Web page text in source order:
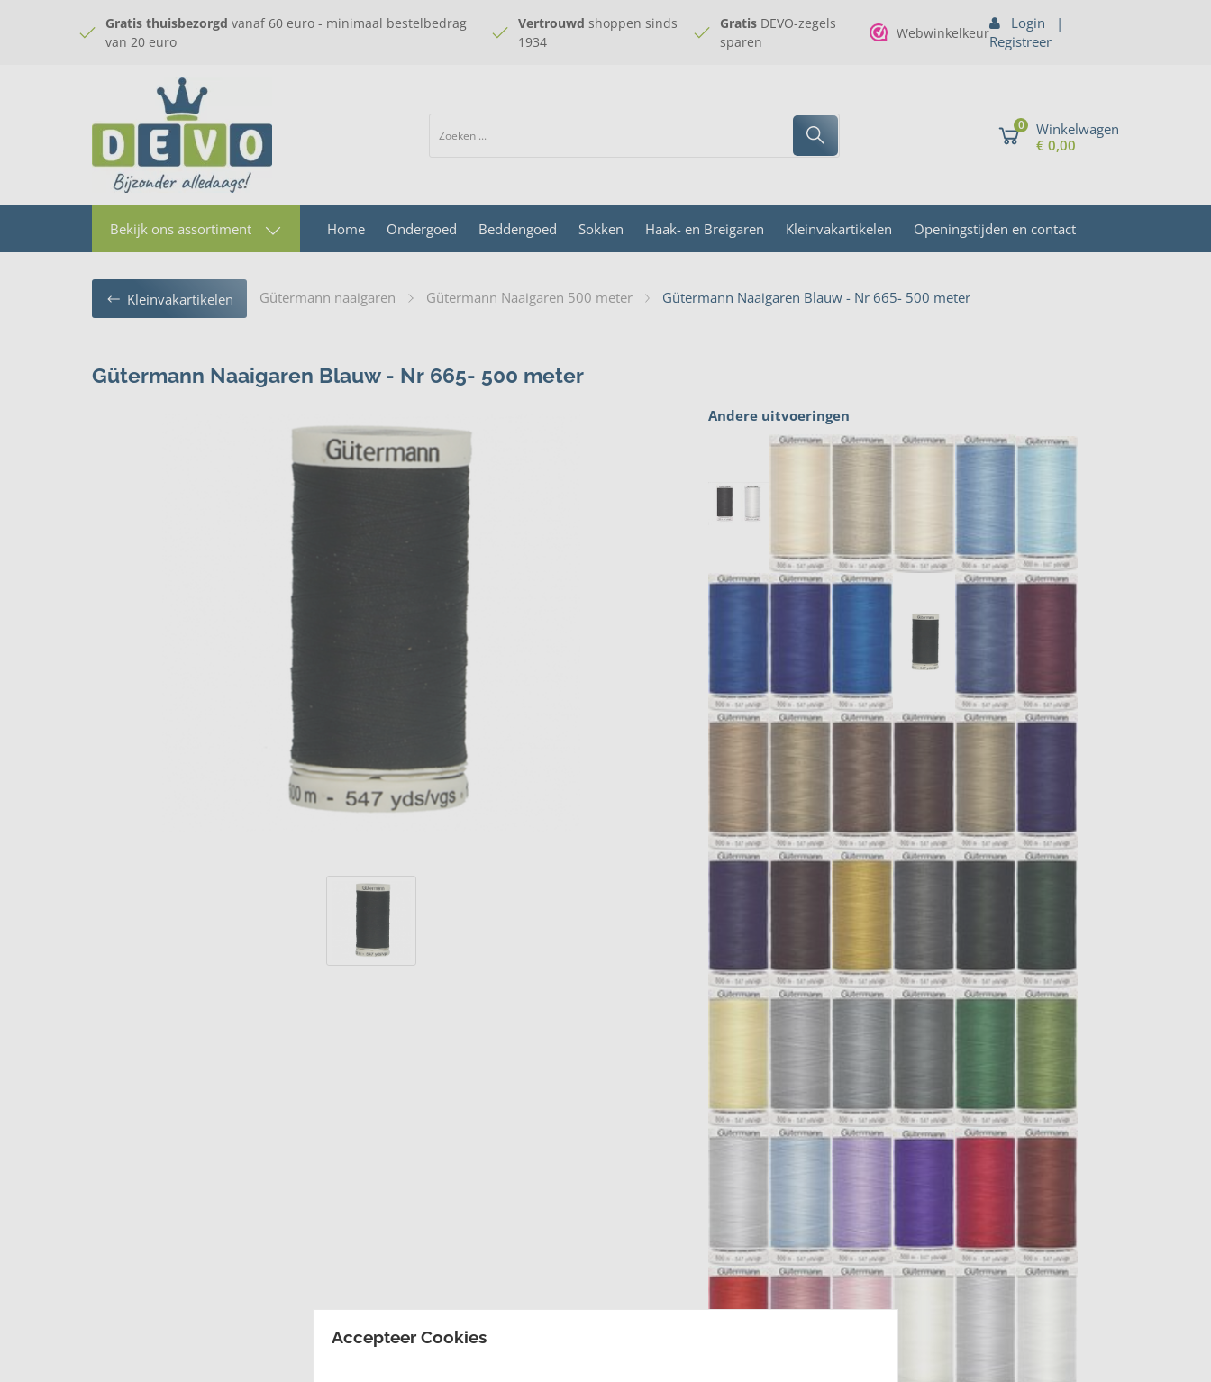
Gratis thuisbezorgd vanaf 60 euro - minimaal bestelbedrag
van 20 euro
Vertrouwd shoppen sinds
1934
GratisDEVO-zegels
sparen
Webwinkelkeur
Login
|
Registreer
0
Winkelwagen
€ 0,00
Bekijk ons assortiment Home Ondergoed Beddengoed Sokken Haak- en Breigaren Kleinvakartikelen Openingstijden en contact
Kleinvakartikelen Gütermann naaigaren Gütermann Naaigaren 500 meter Gütermann Naaigaren Blauw - Nr 665- 500 meter
Gütermann Naaigaren Blauw - Nr 665- 500 meter
Andere uitvoeringen
Accepteer Cookies